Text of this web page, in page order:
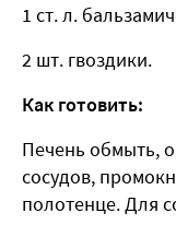
1 ст. л.
2 шт. гвоздики.
Как готовить:
Печень обмыть,
сосудов,
полотенце. Для